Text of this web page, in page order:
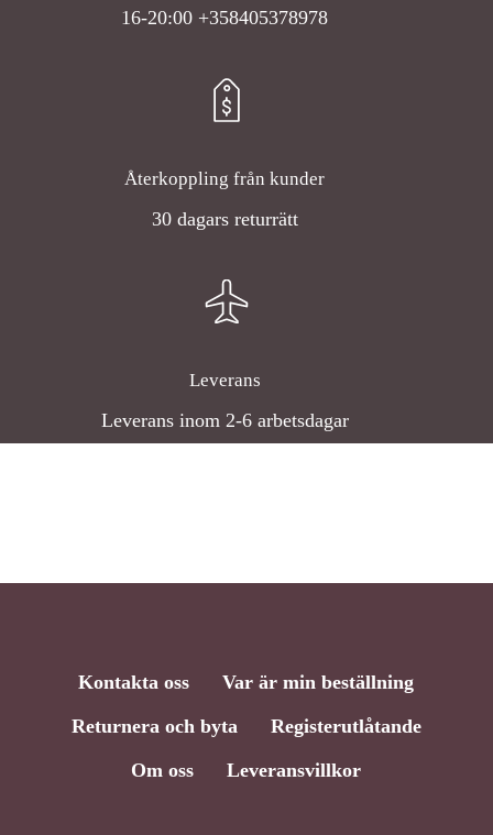
16-20:00 +358405378978
Återkoppling från kunder
30 dagars returrätt
Leverans
Leverans inom 2-6 arbetsdagar
Kontakta oss
Var är min beställning
Returnera och byta
Registerutlåtande
Om oss
Leveransvillkor